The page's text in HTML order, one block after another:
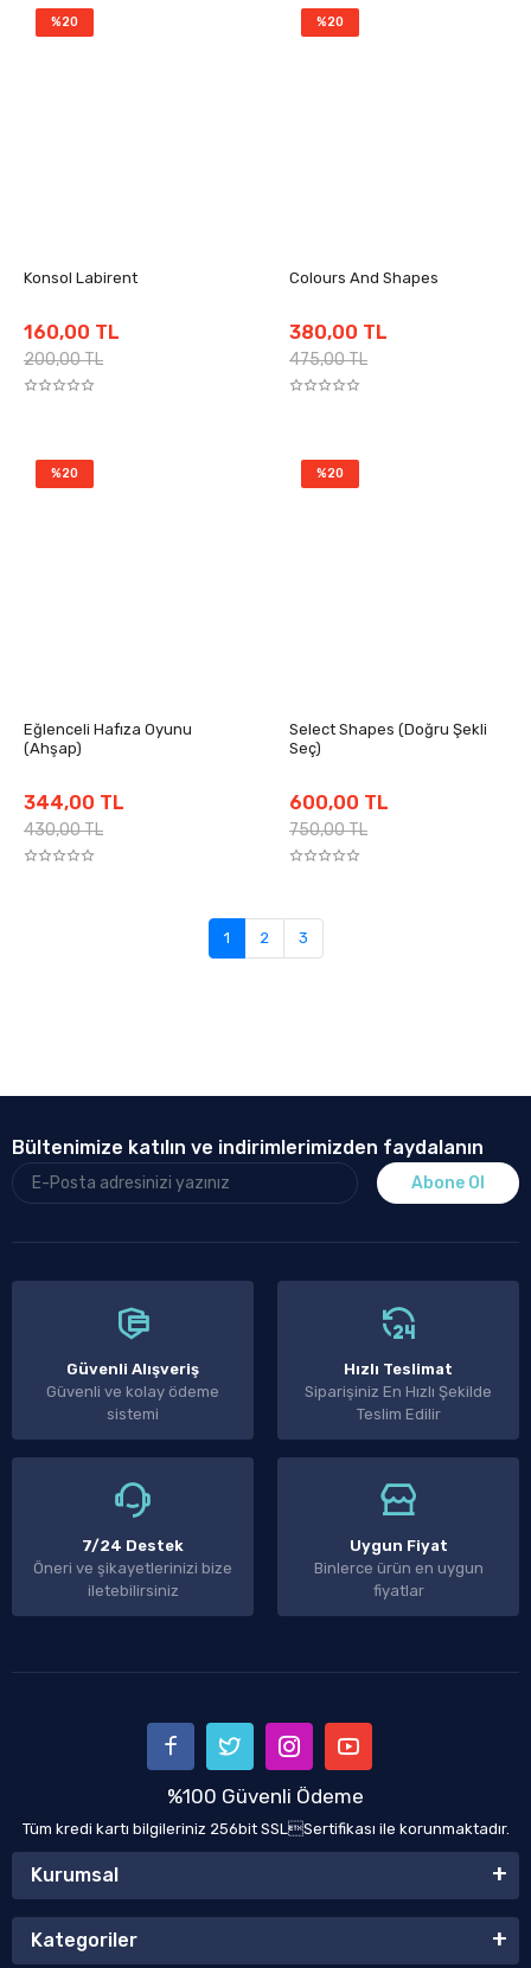
%20
Konsol Labirent
160,00 TL
200,00 TL
%20
Colours And Shapes
380,00 TL
475,00 TL
%20
Eğlenceli Hafıza Oyunu
(Ahşap)
344,00 TL
430,00 TL
%20
Select Shapes (Doğru Şekli
Seç)
600,00 TL
750,00 TL
1 2 3
Bültenimize katılın ve indirimlerimizden faydalanın
Abone Ol
Güvenli Alışveriş
Güvenli ve kolay ödeme
sistemi
Hızlı Teslimat
Siparişiniz En Hızlı Şekilde
Teslim Edilir
7/24 Destek
Öneri ve şikayetlerinizi bize
iletebilirsiniz
Uygun Fiyat
Binlerce ürün en uygun
fiyatlar
%100 Güvenli Ödeme
Tüm kredi kartı bilgileriniz 256bit SSLSertifikası ile korunmaktadır.
Kurumsal
Kategoriler